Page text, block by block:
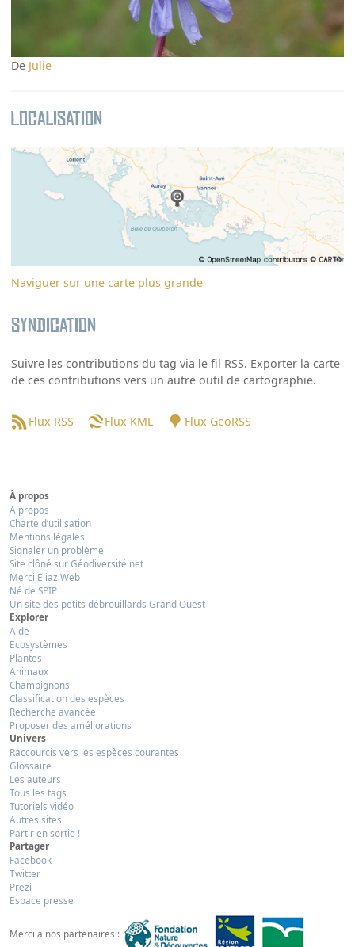
De Julie
Localisation
Naviguer sur une carte plus grande
Syndication
Suivre les contributions du tag via le fil RSS. Exporter la carte
de ces contributions vers un autre outil de cartographie.
Flux RSS Flux KML Flux GeoRSS
À propos
A propos
Charte d’utilisation
Mentions légales
Signaler un problème
Site clôné sur Géodiversité.net
Merci Eliaz Web
Né de SPIP
Un site des petits débrouillards Grand Ouest
Explorer
Aide
Ecosystèmes
Plantes
Animaux
Champignons
Classification des espèces
Recherche avancée
Proposer des améliorations
Univers
Raccourcis vers les espèces courantes
Glossaire
Les auteurs
Tous les tags
Tutoriels vidéo
Autres sites
Partir en sortie !
Partager
Facebook
Twitter
Prezi
Espace presse
Merci à nos partenaires :